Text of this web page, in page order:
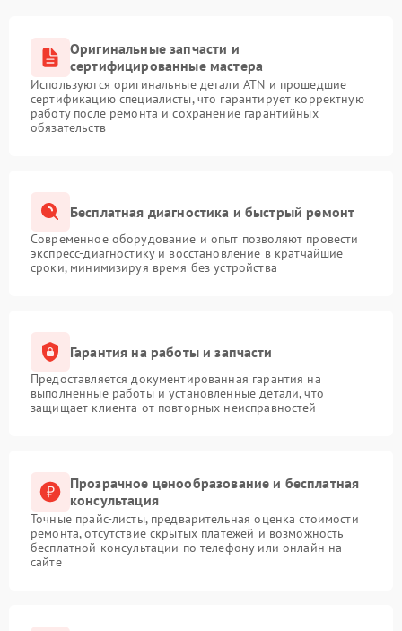
Оригинальные запчасти и
сертифицированные мастера
Используются оригинальные детали ATN и прошедшие
сертификацию специалисты, что гарантирует корректную
работу после ремонта и сохранение гарантийных
обязательств
Бесплатная диагностика и быстрый ремонт
Современное оборудование и опыт позволяют провести
экспресс-диагностику и восстановление в кратчайшие
сроки, минимизируя время без устройства
Гарантия на работы и запчасти
Предоставляется документированная гарантия на
выполненные работы и установленные детали, что
защищает клиента от повторных неисправностей
Прозрачное ценообразование и бесплатная
консультация
Точные прайс-листы, предварительная оценка стоимости
ремонта, отсутствие скрытых платежей и возможность
бесплатной консультации по телефону или онлайн на
сайте